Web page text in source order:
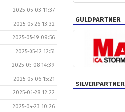
2025-06-03 11:37
2025-05-26 13:32
2025-05-19 09:56
2025-05-12 12:51
2025-05-08 14:39
2025-05-06 15:21
2025-04-28 12:22
2025-04-23 10:26
GULDPARTNER
SILVERPARTNER